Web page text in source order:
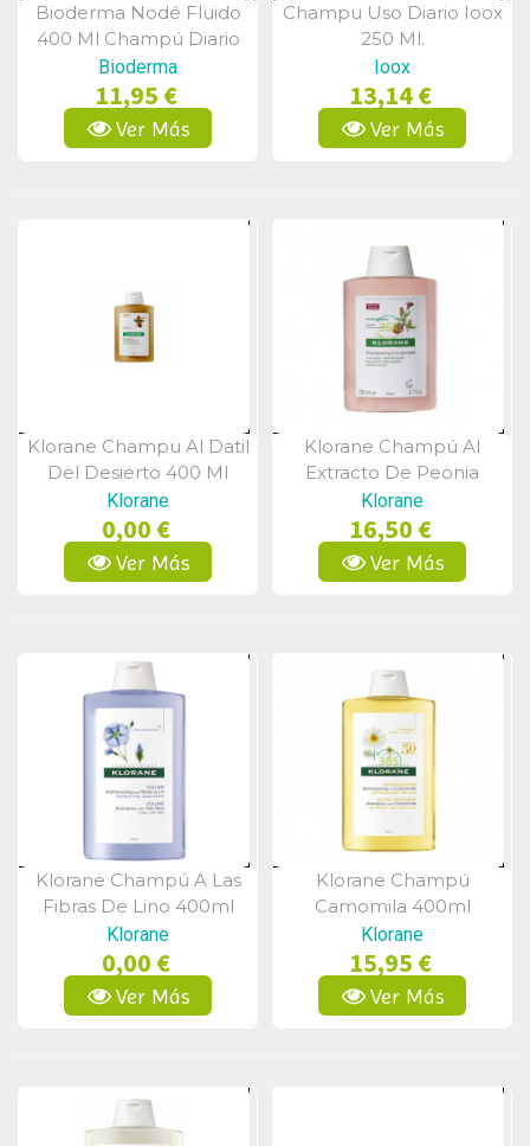
Vista Rápida
Bioderma Nodé Fluido
400 Ml Champú Diario
Bioderma
11,95 €
Ver Más
Vista Rápida
Champu Uso Diario Ioox
250 Ml.
Ioox
13,14 €
Ver Más
Vista Rápida
Klorane Champu Al Datil
Del Desierto 400 Ml
Klorane
0,00 €
Ver Más
Vista Rápida
Klorane Champú Al
Extracto De Peonia
400ml
Klorane
16,50 €
Ver Más
Vista Rápida
Klorane Champú A Las
Fibras De Lino 400ml
Klorane
0,00 €
Ver Más
Vista Rápida
Klorane Champú
Camomila 400ml
Klorane
15,95 €
Ver Más